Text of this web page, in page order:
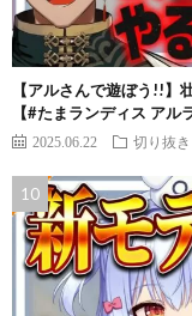
【アルさんで遊ぼう!!】
【#たまランディス アル
2025.06.22 切り抜き